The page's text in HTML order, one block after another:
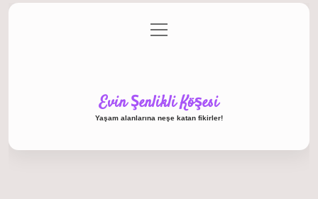
Gizlilik Politikası
menüyü
aç
Evin Şenlikli Köşesi
Yaşam alanlarına neşe katan fikirler!